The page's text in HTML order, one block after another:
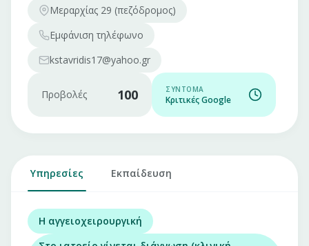
Μεραρχίας 29 (πεζόδρομος)
Εμφάνιση τηλέφωνο
kstavridis17@yahoo.gr
Προβολές 100 ΣΎΝΤΟΜΑ
Κριτικές Google
Υπηρεσίες Εκπαίδευση
Η αγγειοχειρουργική